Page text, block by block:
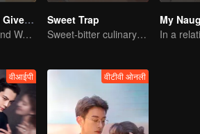
The Love You Give Me
Wang Yuwen and Wang Ziqi Work Again as a Couple
Sweet Trap
Sweet-bitter culinary rivalry
वीआईपी वीटीवी ओनली